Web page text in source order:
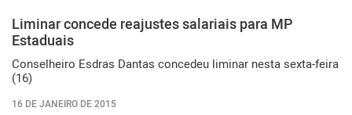
Liminar concede reajustes salariais para MP
Estaduais
Conselheiro Esdras Dantas concedeu liminar nesta sexta-feira
(16)
16 DE JANEIRO DE 2015